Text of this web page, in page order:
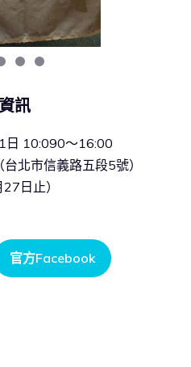
訊
日 10:090～16:00
北市信義路五段5號）
日止）
官方Facebook